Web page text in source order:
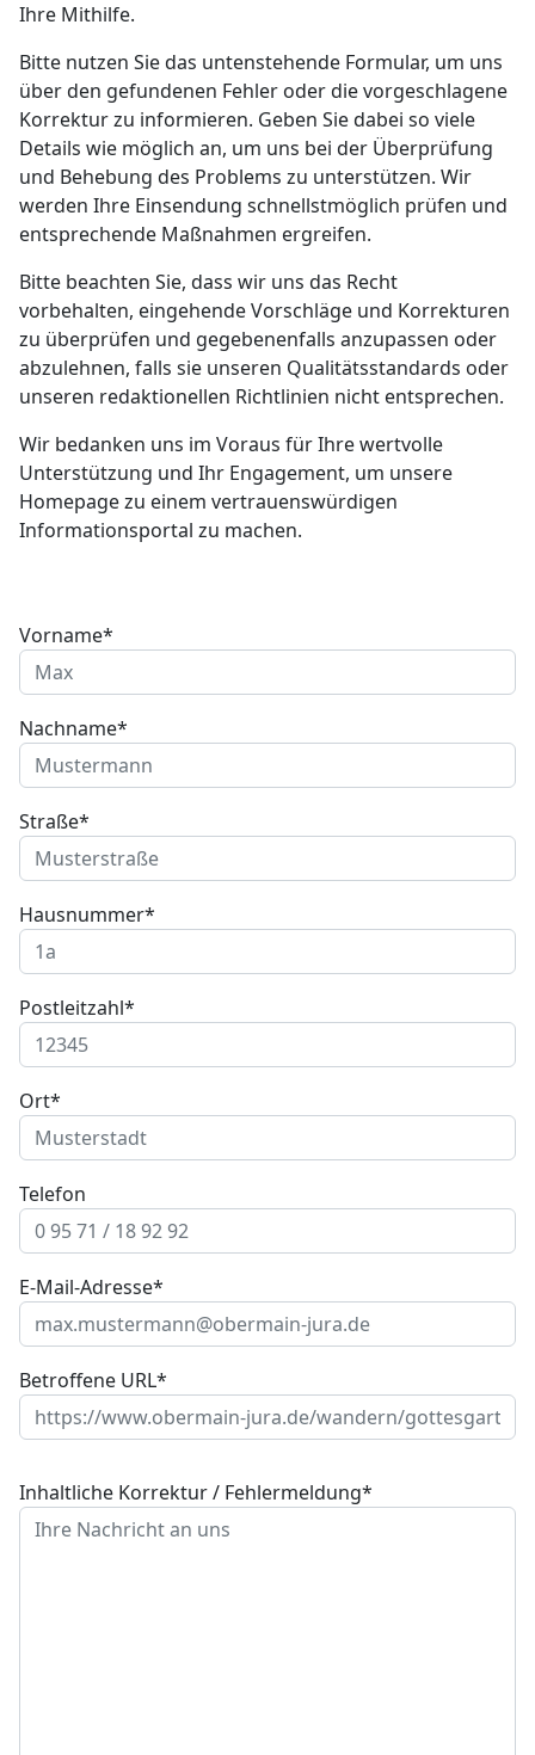
Ihre Mithilfe.
Bitte nutzen Sie das untenstehende Formular, um uns
über den gefundenen Fehler oder die vorgeschlagene
Korrektur zu informieren. Geben Sie dabei so viele
Details wie möglich an, um uns bei der Überprüfung
und Behebung des Problems zu unterstützen. Wir
werden Ihre Einsendung schnellstmöglich prüfen und
entsprechende Maßnahmen ergreifen.
Bitte beachten Sie, dass wir uns das Recht
vorbehalten, eingehende Vorschläge und Korrekturen
zu überprüfen und gegebenenfalls anzupassen oder
abzulehnen, falls sie unseren Qualitätsstandards oder
unseren redaktionellen Richtlinien nicht entsprechen.
Wir bedanken uns im Voraus für Ihre wertvolle
Unterstützung und Ihr Engagement, um unsere
Homepage zu einem vertrauenswürdigen
Informationsportal zu machen.
Vorname*
Nachname*
Straße*
Hausnummer*
Postleitzahl*
Ort*
Telefon
E-Mail-Adresse*
Betroffene URL*
Inhaltliche Korrektur / Fehlermeldung*